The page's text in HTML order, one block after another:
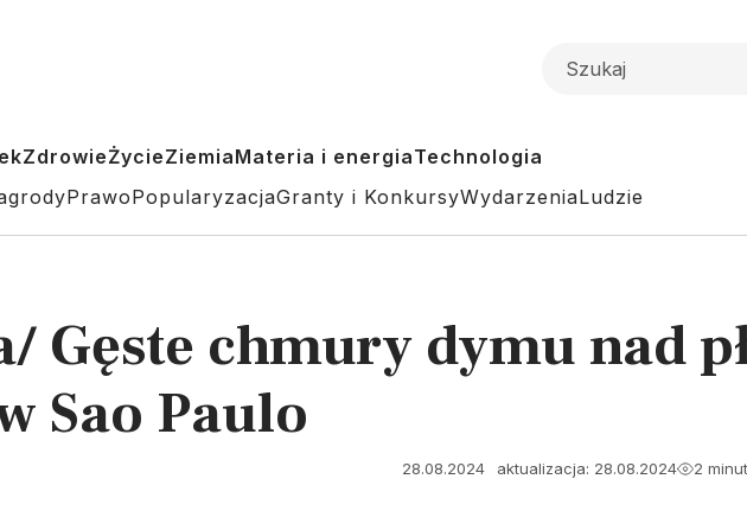
ZdrowieŻycieZiemiaMateria i energiaTechnologia
PrawoPopularyzacjaGranty i KonkursyWydarzeniaLudzie
Gęste chmury dymu nad
Sao Paulo
28.08.2024 aktualizacja: 28.08.2024 2